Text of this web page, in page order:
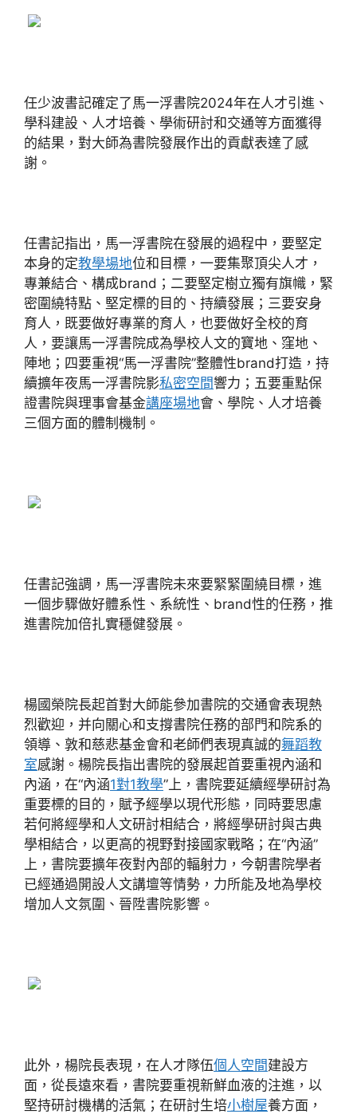
任少波書記確定了馬一浮書院2024年在人才引進、
學科建設、人才培養、學術研討和交通等方面獲得
的結果，對大師為書院發展作出的貢獻表達了感
謝。
任書記指出，馬一浮書院在發展的過程中，要堅定
本身的定教學場地位和目標，一要集聚頂尖人才，
專兼結合、構成brand；二要堅定樹立獨有旗幟，緊
密圍繞特點、堅定標的目的、持續發展；三要安身
育人，既要做好專業的育人，也要做好全校的育
人，要讓馬一浮書院成為學校人文的寶地、窪地、
陣地；四要重視“馬一浮書院”整體性brand打造，持
續擴年夜馬一浮書院影私密空間響力；五要重點保
證書院與理事會基金講座場地會、學院、人才培養
三個方面的體制機制。
任書記強調，馬一浮書院未來要緊緊圍繞目標，進
一個步驟做好體系性、系統性、brand性的任務，推
進書院加倍扎實穩健發展。
楊國榮院長起首對大師能參加書院的交通會表現熱
烈歡迎，并向關心和支撐書院任務的部門和院系的
領導、敦和慈悲基金會和老師們表現真誠的舞蹈教
室感謝。楊院長指出書院的發展起首要重視內涵和
內涵，在“內涵1對1教學”上，書院要延續經學研討為
重要標的目的，賦予經學以現代形態，同時要思慮
若何將經學和人文研討相結合，將經學研討與古典
學相結合，以更高的視野對接國家戰略；在“內涵”
上，書院要擴年夜對內部的輻射力，今朝書院學者
已經通過開設人文講壇等情勢，力所能及地為學校
增加人文氛圍、晉陞書院影響。
此外，楊院長表現，在人才隊伍個人空間建設方
面，從長遠來看，書院要重視新鮮血液的注進，以
堅持研討機構的活氣；在研討生培小樹屋養方面，